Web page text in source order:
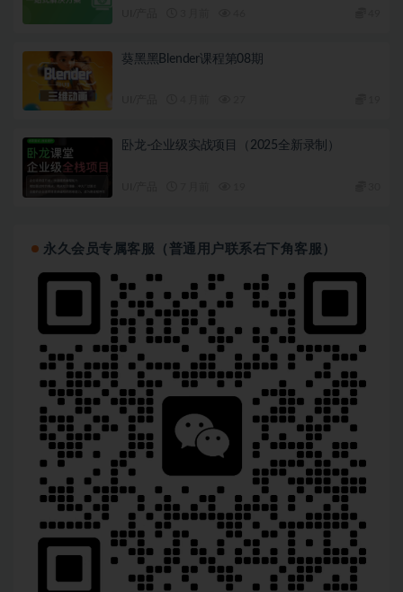
葵黑黑Blender课程第08期
卧龙-企业级实战项目（2025全新录制）
永久会员专属客服（普通用户联系右下角客服）